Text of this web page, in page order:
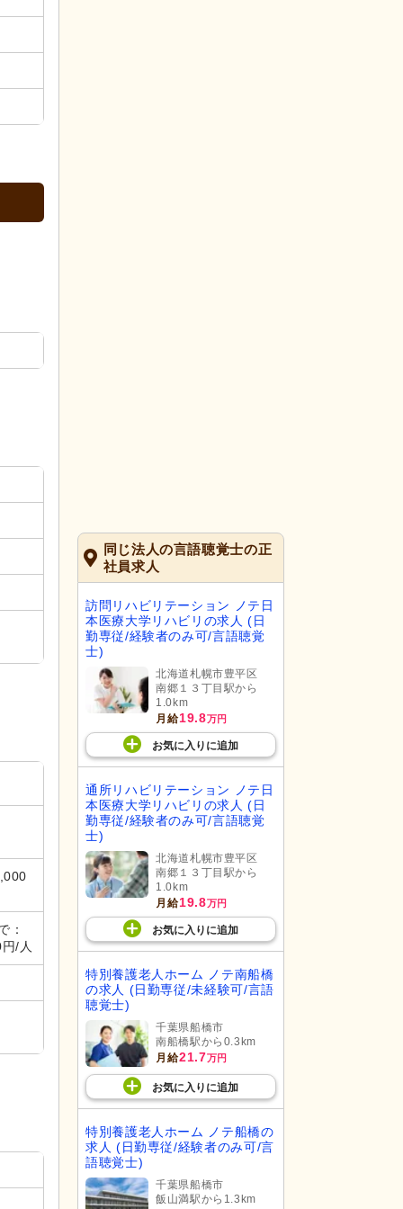
：
/人
同じ法人の言語聴覚士の正
社員求人
訪問リハビリテーション ノテ日
本医療大学リハビリの求人 (日
勤専従/経験者のみ可/言語聴覚
士)
北海道札幌市豊平区
南郷１３丁目駅から
1.0km
月給19.8万円
お気に入り に追加
通所リハビリテーション ノテ日
本医療大学リハビリの求人 (日
勤専従/経験者のみ可/言語聴覚
士)
北海道札幌市豊平区
南郷１３丁目駅から
1.0km
月給19.8万円
お気に入り に追加
特別養護老人ホーム ノテ南船橋
の求人 (日勤専従/未経験可/言語
聴覚士)
千葉県船橋市
南船橋駅から0.3km
月給21.7万円
お気に入り に追加
特別養護老人ホーム ノテ船橋の
求人 (日勤専従/経験者のみ可/言
語聴覚士)
千葉県船橋市
飯山満駅から1.3km